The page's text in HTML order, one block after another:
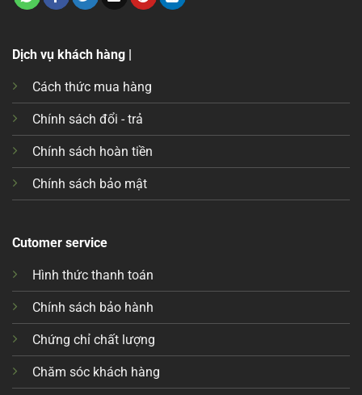
Dịch vụ khách hàng |
Cách thức mua hàng
Chính sách đổi - trả
Chính sách hoàn tiền
Chính sách bảo mật
Cutomer service
Hình thức thanh toán
Chính sách bảo hành
Chứng chỉ chất lượng
Chăm sóc khách hàng